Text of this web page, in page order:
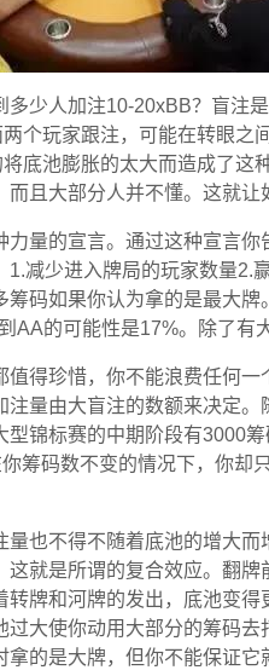
多少人加注10-20xBB？盲注
个玩家跟注，可能在转眼之
底池膨胀的太大而造成了这
且大部分人并不懂。这就让
力量的宣言。通过这种宣言
1.减少进入牌局的玩家数量2.
筹码如果你认为拿的是最大
AA的可能性是17%。除了有
值得珍惜，你不能浪费任何
注量由大盲注的数额来决定
型锦标赛的中期阶段有3000
筹码数不变的情况下，你却
量也不得不随着底池的增大
这就是所谓的复合效应。翻
转牌和河牌的发出，底池变
过大使你动用大部分的筹码
拿的是大牌，但你不能保证